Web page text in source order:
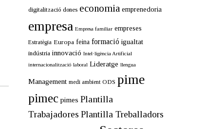
digitalització dones economia emprenedoria
empresa Empresa familiar empreses
Estratègia Europa feina formació igualtat
indústria innovació Intel·ligència Artificial
internacionalització laboral Lideratge llengua
Management medi ambient ODS pime
pimec pimes Plantilla
Trabajadores Plantilla Treballadors